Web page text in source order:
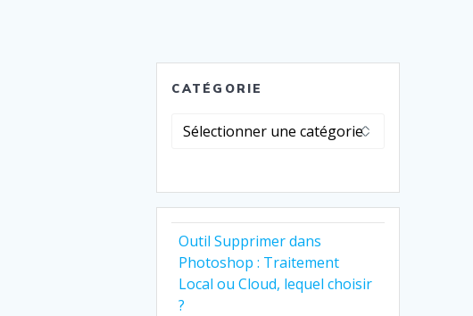
CATÉGORIE
Catégorie
Outil Supprimer dans
Photoshop : Traitement
Local ou Cloud, lequel choisir
?